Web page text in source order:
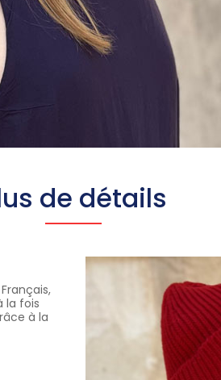
de détails
la fois
à la